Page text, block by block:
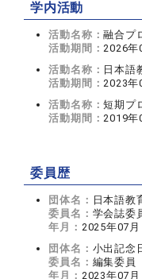
学内活動
活動名称：融合プ
活動期間：2026年
活動名称： 日本語
活動期間：2023年
活動名称：短期プ
活動期間：2019年
委員歴
団体名： 日本語教
委員名： 学会誌委
年月： 2025年07
団体名： 小出記念
委員名： 編集委員
年月： 2023年07